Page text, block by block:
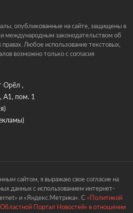
опубликованные на сайте, защищены в
и международным законодательством об
Любое использование текстовых,
возможно только с согласия
Орёл ,
А1, пом. 1
сайтом, я выражаю свое согласие на
данных с использованием интернет-
и «Яндекс.Метрика». С «Политикой
Портал Новостей» в отношении